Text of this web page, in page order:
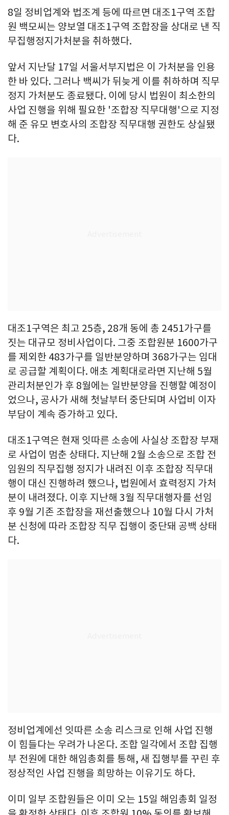
8일 정비업계와 법조계 등에 따르면 대조1구역 조합
원 백모씨는 양보열 대조1구역 조합장을 상대로 낸 직
무집행정지가처분을 취하했다.
앞서 지난달 17일 서울서부지법은 이 가처분을 인용
한 바 있다. 그러나 백씨가 뒤늦게 이를 취하하며 직무
정지 가처분도 종료됐다. 이에 당시 법원이 최소한의
사업 진행을 위해 필요한 '조합장 직무대행'으로 지정
해 준 유모 변호사의 조합장 직무대행 권한도 상실됐
다.
대조1구역은 최고 25층, 28개 동에 총 2451가구를
짓는 대규모 정비사업이다. 그중 조합원분 1600가구
를 제외한 483가구를 일반분양하며 368가구는 임대
로 공급할 계획이다. 애초 계획대로라면 지난해 5월
관리처분인가 후 8월에는 일반분양을 진행할 예정이
었으나, 공사가 새해 첫날부터 중단되며 사업비 이자
부담이 계속 증가하고 있다.
대조1구역은 현재 잇따른 소송에 사실상 조합장 부재
로 사업이 멈춘 상태다. 지난해 2월 소송으로 조합 전
임원의 직무집행 정지가 내려진 이후 조합장 직무대
행이 대신 진행하려 했으나, 법원에서 효력정지 가처
분이 내려졌다. 이후 지난해 3월 직무대행자를 선임
후 9월 기존 조합장을 재선출했으나 10월 다시 가처
분 신청에 따라 조합장 직무 집행이 중단돼 공백 상태
다.
정비업계에선 잇따른 소송 리스크로 인해 사업 진행
이 힘들다는 우려가 나온다. 조합 일각에서 조합 집행
부 전원에 대한 해임총회를 통해, 새 집행부를 꾸린 후
정상적인 사업 진행을 희망하는 이유기도 하다.
이미 일부 조합원들은 이미 오는 15일 해임총회 일정